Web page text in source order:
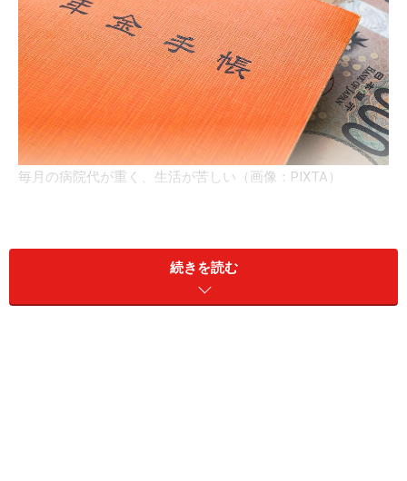
毎月の病院代が重く、生活が苦しい（画像：PIXTA）
祉サービスなど利用できる制度がある可能
まず、息子さんについてですが、自閉スペクトラムの診
続きを読む